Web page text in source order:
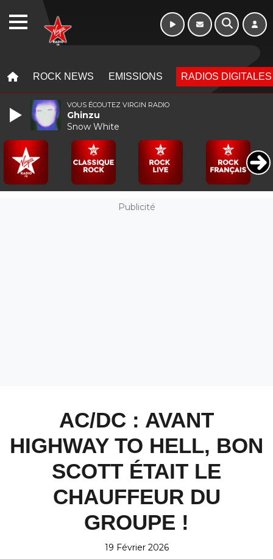
ROCK NEWS EMISSIONS RADIOS DIGITALES
Publicité
AC/DC : AVANT
HIGHWAY TO HELL, BON
SCOTT ÉTAIT LE
CHAUFFEUR DU
GROUPE !
19 Février 2026
VOUS ÉCOUTEZ VIRGIN RADIO
Ghinzu
Snow White
WEBRADIO Morning - 6h à 10h